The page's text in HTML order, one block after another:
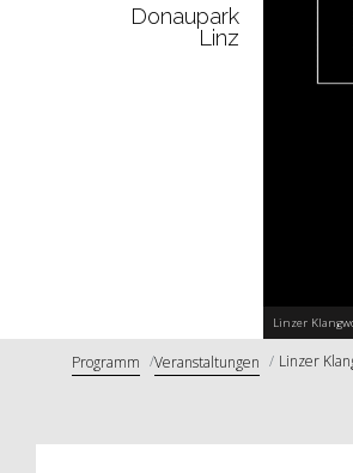
Linzer
Donaupark
Linz
Programm Veranstaltungen Linzer